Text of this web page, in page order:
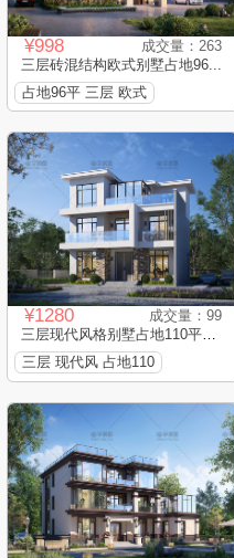
¥998
成交量：263
三层砖混结构欧式别墅占地96...
占地96平 三层 欧式
¥1280
成交量：99
三层现代风格别墅占地110平框...
三层 现代风 占地110